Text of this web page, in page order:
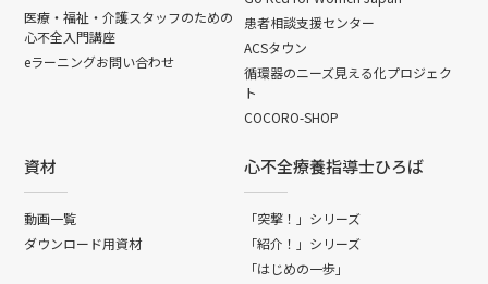
医療・福祉・介護スタッフのための
心不全入門講座
eラーニングお問い合わせ
患者相談支援センター
ACSタウン
循環器のニーズ見える化プロジェク
ト
COCORO-SHOP
資材
動画一覧
ダウンロード用資材
心不全療養指導士ひろば
「突撃！」シリーズ
「紹介！」シリーズ
「はじめの一歩」